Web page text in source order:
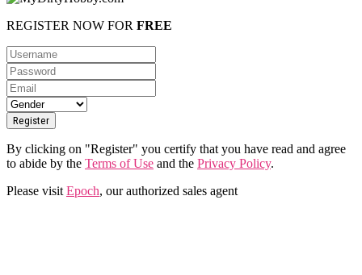
REGISTER NOW FOR FREE
By clicking on "Register" you certify that you have read and agree
to abide by the Terms of Use and the Privacy Policy.
Please visit Epoch, our authorized sales agent